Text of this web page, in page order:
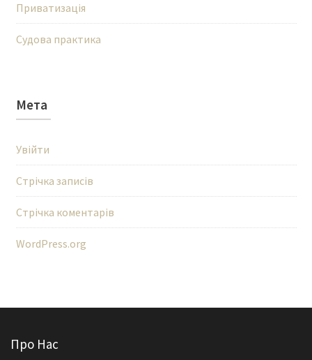
Приватизація
Судова практика
Мета
Увійти
Стрічка записів
Стрічка коментарів
WordPress.org
Про Нас